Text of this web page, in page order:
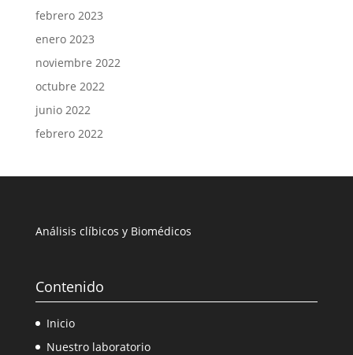
febrero 2023
enero 2023
noviembre 2022
octubre 2022
junio 2022
febrero 2022
Análisis clíbicos y Biomédicos
Contenido
Inicio
Nuestro laboratorio